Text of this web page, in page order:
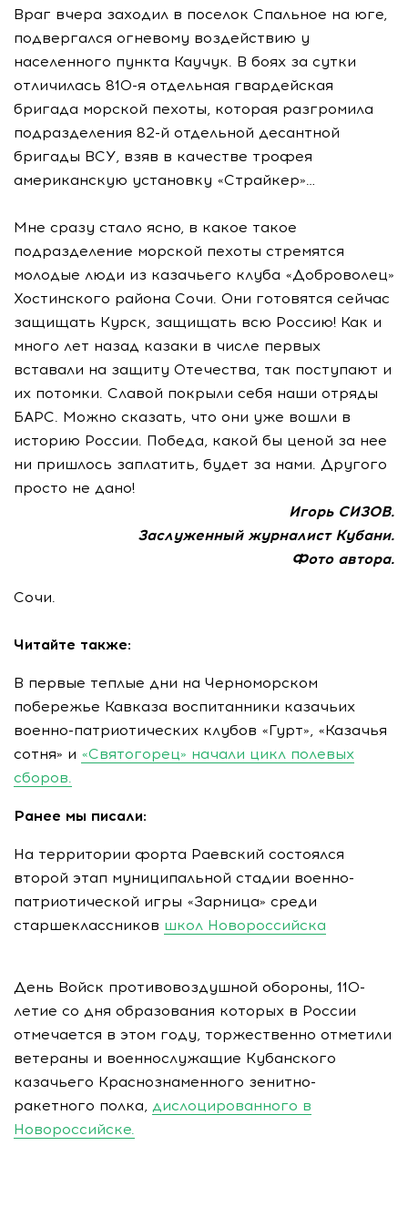
Враг вчера заходил в поселок Спальное на юге,
подвергался огневому воздействию у
населенного пункта Каучук. В боях за сутки
отличилась 810-я отдельная гвардейская
бригада морской пехоты, которая разгромила
подразделения 82-й отдельной десантной
бригады ВСУ, взяв в качестве трофея
американскую установку «Страйкер»…
Мне сразу стало ясно, в какое такое
подразделение морской пехоты стремятся
молодые люди из казачьего клуба «Доброволец»
Хостинского района Сочи. Они готовятся сейчас
защищать Курск, защищать всю Россию! Как и
много лет назад казаки в числе первых
вставали на защиту Отечества, так поступают и
их потомки. Славой покрыли себя наши отряды
БАРС. Можно сказать, что они уже вошли в
историю России. Победа, какой бы ценой за нее
ни пришлось заплатить, будет за нами. Другого
просто не дано!
Игорь СИЗОВ.
Заслуженный журналист Кубани.
Фото автора.
Сочи.
Читайте также:
В первые теплые дни на Черноморском
побережье Кавказа воспитанники казачьих
военно-патриотических клубов «Гурт», «Казачья
сотня» и «Святогорец» начали цикл полевых
сборов.
Ранее мы писали:
На территории форта Раевский состоялся
второй этап муниципальной стадии военно-
патриотической игры «Зарница» среди
старшеклассников школ Новороссийска
День Войск противовоздушной обороны, 110-
летие со дня образования которых в России
отмечается в этом году, торжественно отметили
ветераны и военнослужащие Кубанского
казачьего Краснознаменного зенитно-
ракетного полка,
дислоцированного в
Новороссийске.